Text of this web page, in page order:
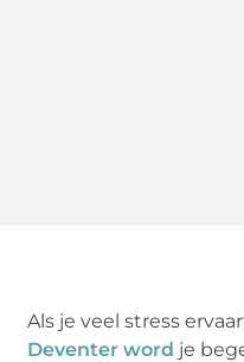
Als je veel stress
Deventer word je